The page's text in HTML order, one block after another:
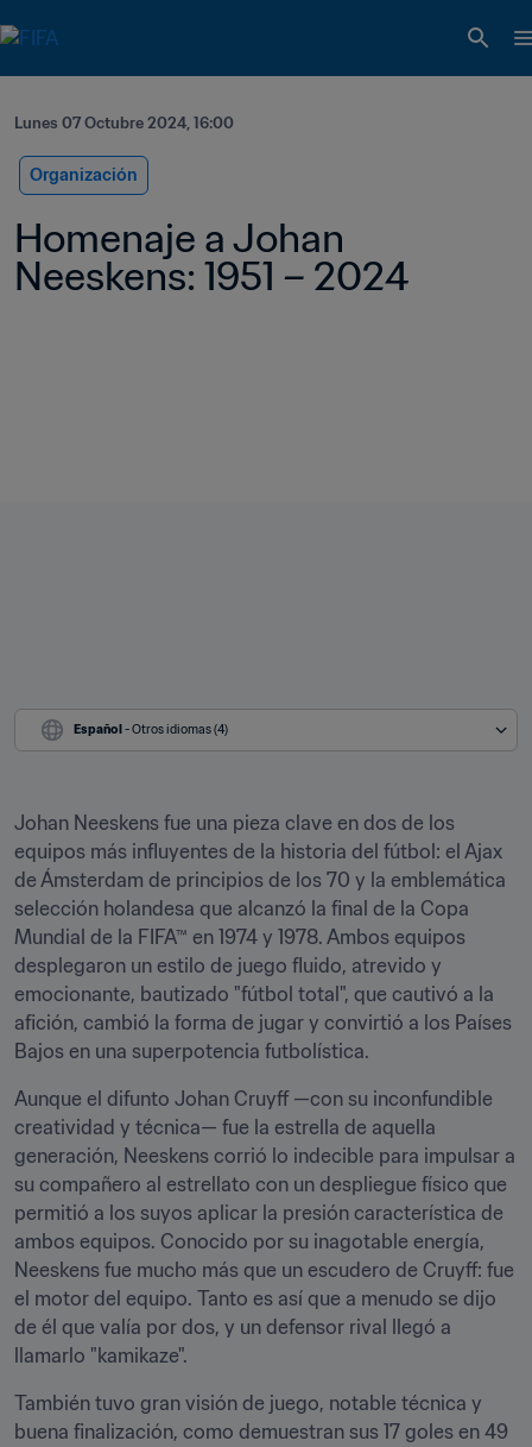
Lunes 07 Octubre 2024, 16:00
Organización
Homenaje a Johan
Neeskens: 1951 – 2024
Español - Otros idiomas (4)
Johan Neeskens fue una pieza clave en dos de los
equipos más influyentes de la historia del fútbol: el Ajax
de Ámsterdam de principios de los 70 y la emblemática
selección holandesa que alcanzó la final de la Copa
Mundial de la FIFA™ en 1974 y 1978. Ambos equipos
desplegaron un estilo de juego fluido, atrevido y
emocionante, bautizado "fútbol total", que cautivó a la
afición, cambió la forma de jugar y convirtió a los Países
Bajos en una superpotencia futbolística.
Aunque el difunto Johan Cruyff —con su inconfundible
creatividad y técnica— fue la estrella de aquella
generación, Neeskens corrió lo indecible para impulsar a
su compañero al estrellato con un despliegue físico que
permitió a los suyos aplicar la presión característica de
ambos equipos. Conocido por su inagotable energía,
Neeskens fue mucho más que un escudero de Cruyff: fue
el motor del equipo. Tanto es así que a menudo se dijo
de él que valía por dos, y un defensor rival llegó a
llamarlo "kamikaze".
También tuvo gran visión de juego, notable técnica y
buena finalización, como demuestran sus 17 goles en 49